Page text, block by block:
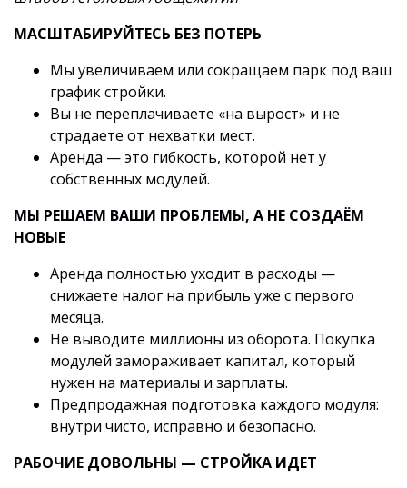
МАСШТАБИРУЙТЕСЬ БЕЗ ПОТЕРЬ
Мы увеличиваем или сокращаем парк под ваш
график стройки.
Вы не переплачиваете «на вырост» и не
страдаете от нехватки мест.
Аренда — это гибкость, которой нет у
собственных модулей.
МЫ РЕШАЕМ ВАШИ ПРОБЛЕМЫ, А НЕ СОЗДАЁМ
НОВЫЕ
Аренда полностью уходит в расходы —
снижаете налог на прибыль уже с первого
месяца.
Не выводите миллионы из оборота. Покупка
модулей замораживает капитал, который
нужен на материалы и зарплаты.
Предпродажная подготовка каждого модуля:
внутри чисто, исправно и безопасно.
РАБОЧИЕ ДОВОЛЬНЫ — СТРОЙКА ИДЕТ